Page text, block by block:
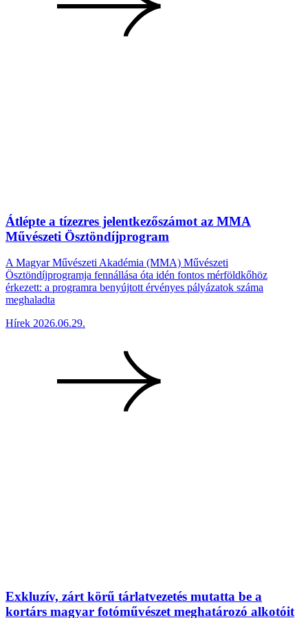
Átlépte a tízezres jelentkezőszámot az MMA
Művészeti Ösztöndíjprogram
A Magyar Művészeti Akadémia (MMA) Művészeti
Ösztöndíjprogramja fennállása óta idén fontos mérföldkőhöz
érkezett: a programra benyújtott érvényes pályázatok száma
meghaladta
Hírek 2026.06.29.
Exkluzív, zárt körű tárlatvezetés mutatta be a
kortárs magyar fotóművészet meghatározó alkotóit